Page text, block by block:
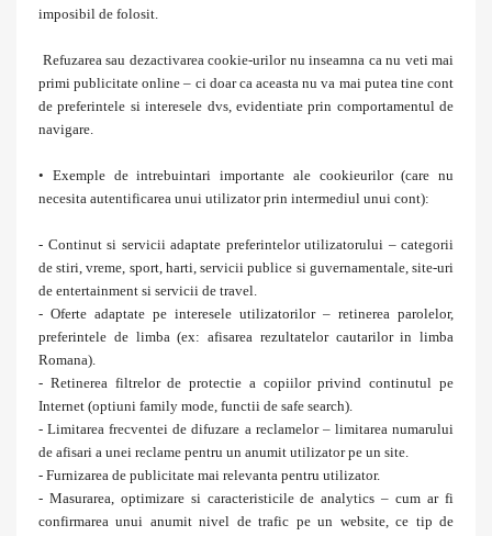
imposibil de folosit.
Refuzarea sau dezactivarea cookie-urilor nu inseamna ca nu veti mai
primi publicitate online – ci doar ca aceasta nu va mai putea tine cont
de preferintele si interesele dvs, evidentiate prin comportamentul de
navigare.
• Exemple de intrebuintari importante ale cookieurilor (care nu
necesita autentificarea unui utilizator prin intermediul unui cont):
- Continut si servicii adaptate preferintelor utilizatorului – categorii
de stiri, vreme, sport, harti, servicii publice si guvernamentale, site-uri
de entertainment si servicii de travel.
- Oferte adaptate pe interesele utilizatorilor – retinerea parolelor,
preferintele de limba (ex: afisarea rezultatelor cautarilor in limba
Romana).
- Retinerea filtrelor de protectie a copiilor privind continutul pe
Internet (optiuni family mode, functii de safe search).
- Limitarea frecventei de difuzare a reclamelor – limitarea numarului
de afisari a unei reclame pentru un anumit utilizator pe un site.
- Furnizarea de publicitate mai relevanta pentru utilizator.
- Masurarea, optimizare si caracteristicile de analytics – cum ar fi
confirmarea unui anumit nivel de trafic pe un website, ce tip de